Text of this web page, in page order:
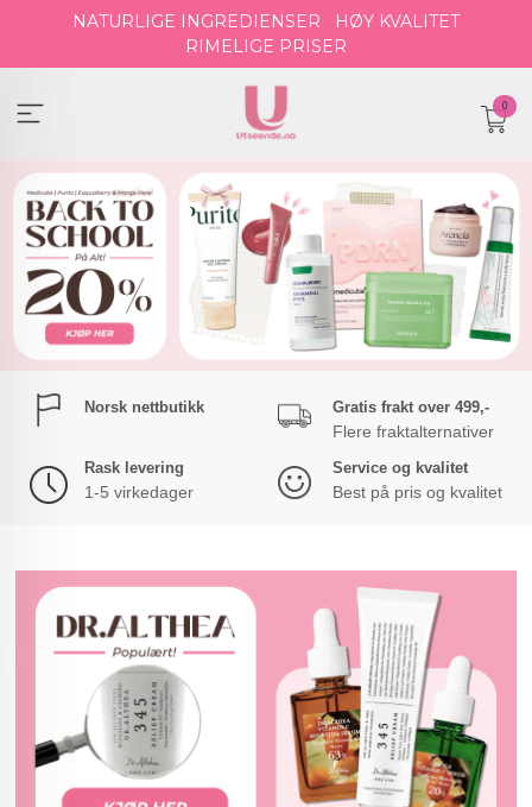
NATURLIGE INGREDIENSER
HØY KVALITET
RIMELIGE PRISER
0
Norsk nettbutikk Gratis frakt over 499,-
Flere fraktalternativer
Rask levering
1-5 virkedager
Service og kvalitet
Best på pris og kvalitet